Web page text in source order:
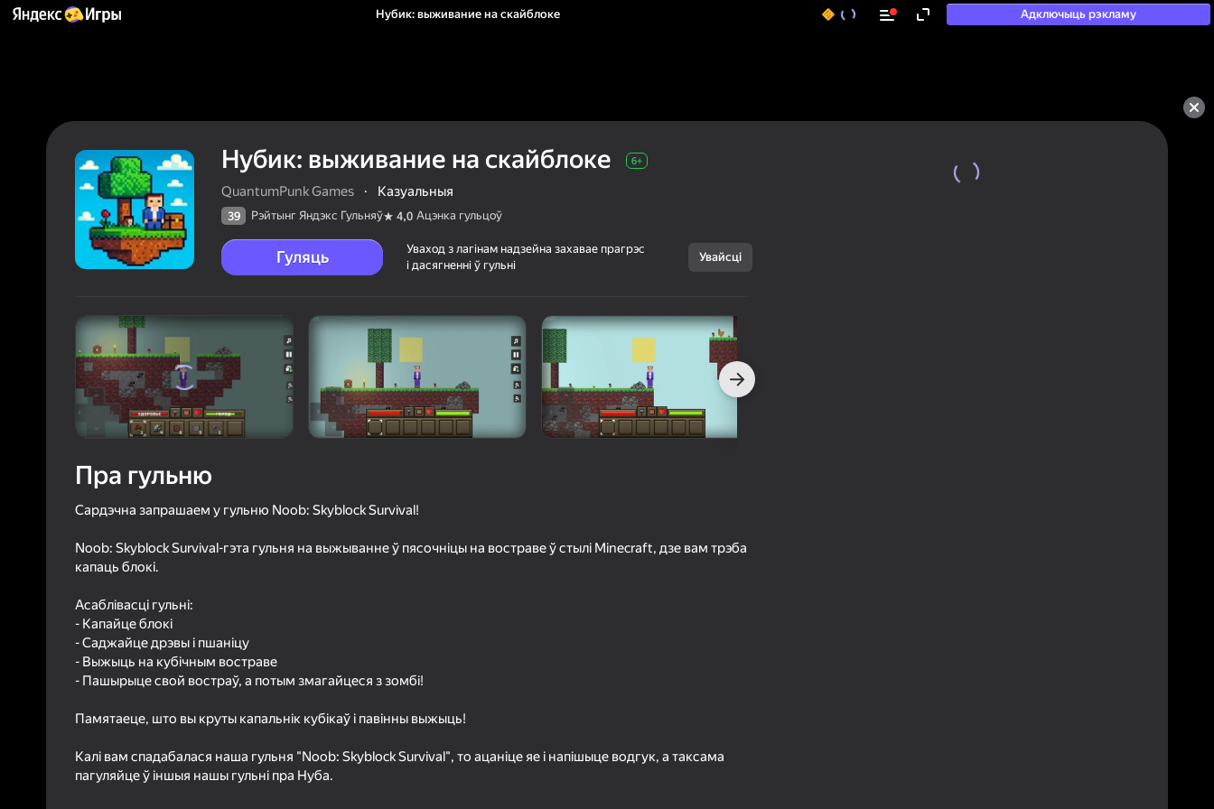
Нубик: выживание на скайблоке Адключыць рэкламу
50+ тап-гульняў, у якія
гуляюць нават тыя, хто
выживание на
скайблоке
QuantumPunk Games
Казуальныя
39 Рэйтынг Яндэкс Гульняў
4,0 Ацэнка гульцоў
Гуляць
Нубик: выживание на скайблоке 6+
QuantumPunk Games · Казуальныя
39 Рэйтынг Яндэкс Гульняў 4,0 Ацэнка гульцоў
Гуляць
Уваход з лагінам надзейна захавае прагрэс
і дасягненні ў гульні
Увайсці
Пра гульню
Сардэчна запрашаем у гульню Noob: Skyblock Survival!
Noob: Skyblock Survival-гэта гульня на выжыванне ў пясочніцы на востраве ў стылі Minecraft, дзе вам трэба
капаць блокі.
Асаблівасці гульні:
- Капайце блокі
- Саджайце дрэвы і пшаніцу
- Выжыць на кубічным востраве
- Пашырыце свой востраў, а потым змагайцеся з зомбі!
Памятаеце, што вы круты капальнік кубікаў і павінны выжыць!
Калі вам спадабалася наша гульня "Noob: Skyblock Survival", то ацаніце яе і напішыце водгук, а таксама
пагуляйце ў іншыя нашы гульні пра Нуба.
Аўтарызуйцеся, каб ацэньваць гульні